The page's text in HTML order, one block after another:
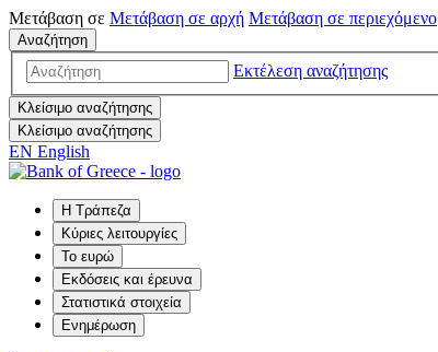
Μετάβαση σε Μετάβαση σε αρχή Μετάβαση σε περιεχόμενο
Αναζήτηση
Εκτέλεση αναζήτησης
Κλείσιμο αναζήτησης
Κλείσιμο αναζήτησης
EN English
Η Τράπεζα
Κύριες λειτουργίες
Το ευρώ
Εκδόσεις και έρευνα
Στατιστικά στοιχεία
Ενημέρωση